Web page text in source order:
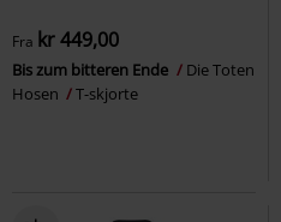
Fra kr 449,00
Bis zum bitteren Ende
Die Toten
Hosen
T-skjorte